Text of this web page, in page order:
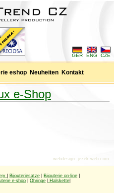
CZE
ENG
GER
eshop Neuheiten Kontakt
e-Shop
Bijouteriesatze Bijouterie on-line
e-shop Ohringe Halskette
webdesign: jezek-web.com